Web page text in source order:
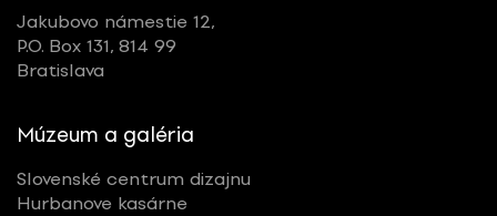
Jakubovo námestie 12,
P.O. Box 131, 814 99
Bratislava
Múzeum a galéria
Slovenské centrum dizajnu
Hurbanove kasárne